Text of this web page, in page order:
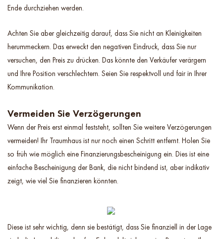
Ende durchziehen werden.
Achten Sie aber gleichzeitig darauf, dass Sie nicht an Kleinigkeiten
herummeckern. Das erweckt den negativen Eindruck, dass Sie nur
versuchen, den Preis zu drücken. Das könnte den Verkäufer verärgern
und Ihre Position verschlechtern. Seien Sie respektvoll und fair in Ihrer
Kommunikation.
Vermeiden Sie Verzögerungen
Wenn der Preis erst einmal feststeht, sollten Sie weitere Verzögerungen
vermeiden! Ihr Traumhaus ist nur noch einen Schritt entfernt. Holen Sie
so früh wie möglich eine Finanzierungsbescheinigung ein. Dies ist eine
einfache Bescheinigung der Bank, die nicht bindend ist, aber indikativ
zeigt, wie viel Sie finanzieren könnten.
Diese ist sehr wichtig, denn sie bestätigt, dass Sie finanziell in der Lage